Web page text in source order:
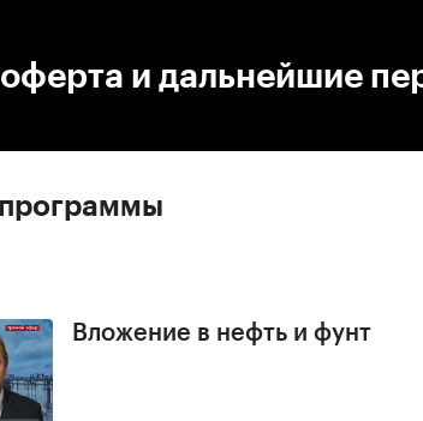
и дальнейшие
Вложение в нефть и фунт